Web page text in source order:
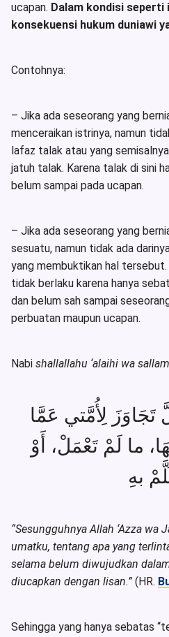
ucapan. Dalam kondisi seperti
konsekuensi hukum duniawi
Contohnya:
– Jika ada seseorang yang
menceraikan istrinya, namun
lafaz talak atau yang
jatuh talak. Karena talak di sini
belum sampai pada ucapan.
– Jika ada seseorang yang
sesuatu, namun tidak ada
yang membuktikan hal tersebut.
tidak berlaku karena hanya
dan belum sah sampai
perbuatan maupun ucapan.
Nabi shallallahu ‘alaihi wa sallam
تَجَاوَزَ لِأُمَّتي عَمَّا
ما لَمْ تَعْمَلْ، أَوْ
بهِ
“Sesungguhnya Allah ‘Azza wa
umatku, tentang apa yang
selama belum diwujudkan
diucapkan dengan lisan.” (HR.
Sehingga yang hanya sebatas